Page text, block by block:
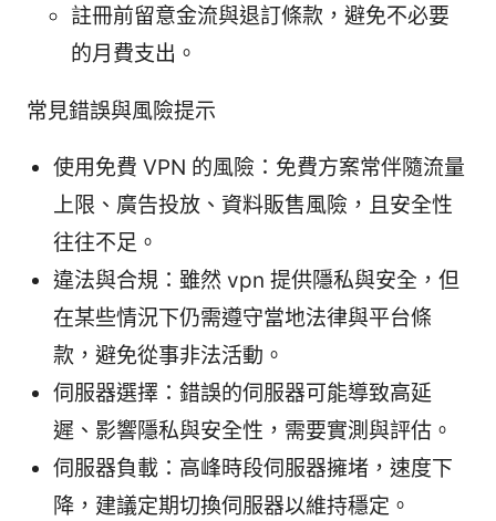
註冊前留意金流與退訂條款，避免不必要
的月費支出。
常見錯誤與風險提示
使用免費 VPN 的風險：免費方案常伴隨流量
上限、廣告投放、資料販售風險，且安全性
往往不足。
違法與合規：雖然 vpn 提供隱私與安全，但
在某些情況下仍需遵守當地法律與平台條
款，避免從事非法活動。
伺服器選擇：錯誤的伺服器可能導致高延
遲、影響隱私與安全性，需要實測與評估。
伺服器負載：高峰時段伺服器擁堵，速度下
降，建議定期切換伺服器以維持穩定。